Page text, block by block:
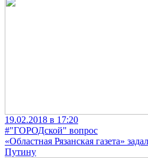
19.02.2018 в 17:20
#"ГОРОДской" вопрос
«Областная Рязанская газета»
Путину